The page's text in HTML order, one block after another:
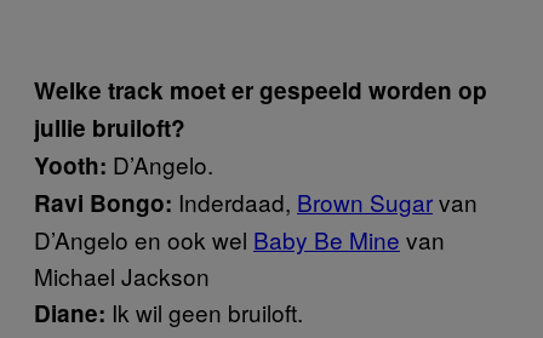
Welke track moet er gespeeld worden op
jullie bruiloft?
Yooth: D’Angelo.
Ravi Bongo: Inderdaad, Brown Sugarvan
D’Angelo en ook wel Baby Be Mine van
Michael Jackson
Diane: Ik wil geen bruiloft.